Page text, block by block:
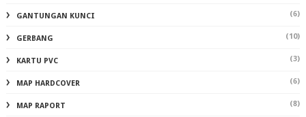
GANTUNGAN KUNCI (6)
GERBANG (10)
KARTU PVC (3)
MAP HARDCOVER (6)
MAP RAPORT (8)